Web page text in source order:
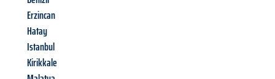
Erzincan
Hatay
Istanbul
Kirikkale